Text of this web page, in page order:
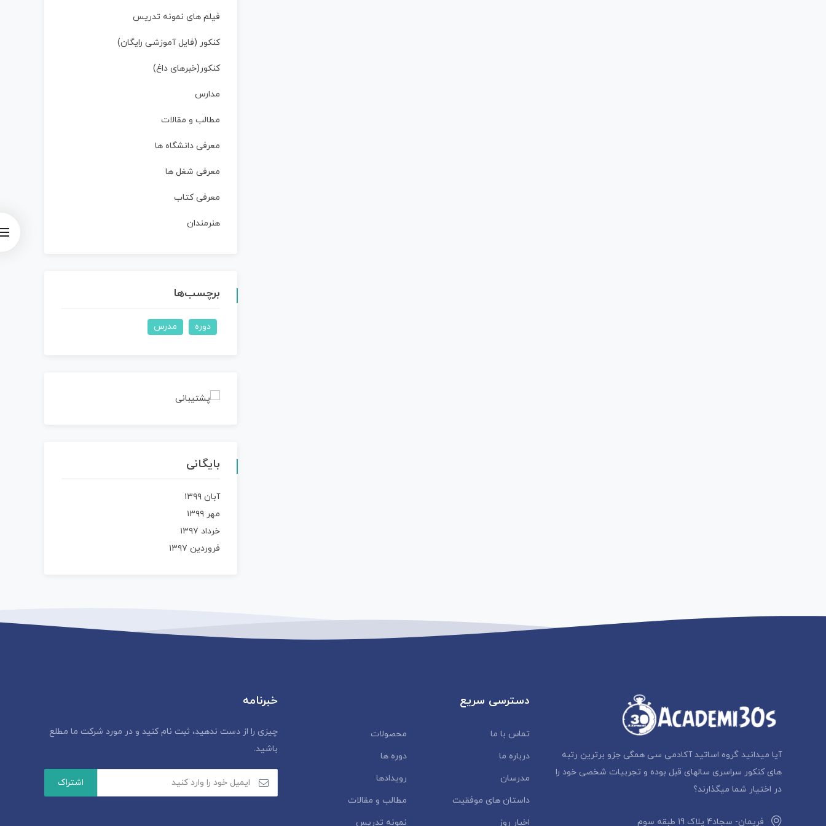
فیلم های نمونه تدریس
کنکور (فایل آموزشی رایگان)
کنکور(خبرهای داغ)
مدارس
مطالب و مقالات
معرفی دانشگاه ها
معرفی شغل ها
معرفی کتاب
هنرمندان
برچسب‌ها
دوره مدرس
بایگانی
آبان ۱۳۹۹
مهر ۱۳۹۹
خرداد ۱۳۹۷
فروردین ۱۳۹۷
آیا میدانید گروه اساتید آکادمی سی همگی جزو برترین رتبه
های کنکور سراسری سالهای قبل بوده و تجربیات شخصی خود را
در اختیار شما میگذارند؟
فریمان- سجاد4 پلاک 19 طبقه سوم
دسترسی سریع
تماس با ما
محصولات
درباره ما
دوره ها
مدرسان
رویدادها
داستان‌ های موفقیت
مطالب و مقالات
اخبار روز
نمونه تدریس
خبرنامه
چیزی را از دست ندهید، ثبت نام کنید و در مورد شرکت ما مطلع
باشید.